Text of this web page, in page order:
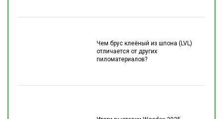
Чем брус клеёный из шпона (LVL)
отличается от других
пиломатериалов?